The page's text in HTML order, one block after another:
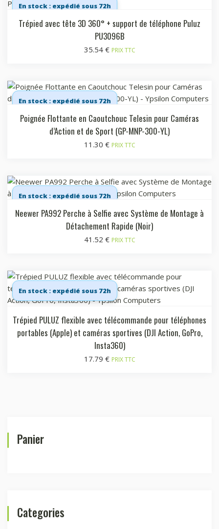
En stock : expédié sous 72h
Trépied avec tête 3D 360° + support de téléphone Puluz
PU3096B
35.54 € PRIX TTC
En stock : expédié sous 72h
Poignée Flottante en Caoutchouc Telesin pour Caméras
d’Action et de Sport (GP-MNP-300-YL)
11.30 € PRIX TTC
En stock : expédié sous 72h
Neewer PA992 Perche à Selfie avec Système de Montage à
Détachement Rapide (Noir)
41.52 € PRIX TTC
En stock : expédié sous 72h
Trépied PULUZ flexible avec télécommande pour téléphones
portables (Apple) et caméras sportives (DJI Action, GoPro,
Insta360)
17.79 € PRIX TTC
Panier
Categories